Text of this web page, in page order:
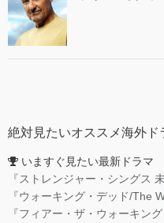
絶対見たいオススメ海外ド
いますぐ見たい最新ドラマ
『ストレンジャー・シングス
『ウォーキング・デッド/The
『フィアー・ザ・ウォーキン